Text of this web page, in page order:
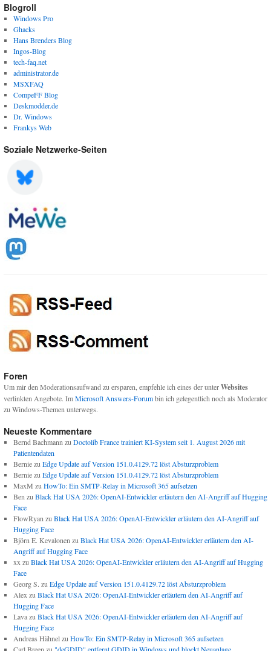
Blogroll
Windows Pro
Ghacks
Hans Brenders Blog
Ingos-Blog
tech-faq.net
administrator.de
MSXFAQ
CompeFF Blog
Deskmodder.de
Dr. Windows
Frankys Web
Soziale Netzwerke-Seiten
Foren
Um mir den Moderationsaufwand zu ersparen, empfehle ich eines der unterWebsites
verlinkten Angebote. ImMicrosoft Answers-Forumbin ich gelegentlich noch als Moderator
zu Windows-Themen unterwegs.
Neueste Kommentare
Bernd Bachmann zu Doctolib France trainiert KI-System seit 1. August 2026 mit
Patientendaten
Berniezu Edge Update auf Version 151.0.4129.72 löst Absturzproblem
Berniezu Edge Update auf Version 151.0.4129.72 löst Absturzproblem
MaxM zu HowTo: Ein SMTP-Relay in Microsoft 365 aufsetzen
Ben zu Black Hat USA 2026: OpenAI-Entwickler erläutern den AI-Angriff auf Hugging
Face
FlowRyan zu Black Hat USA 2026: OpenAI-Entwickler erläutern den AI-Angriff auf
Hugging Face
Björn E. Kevalonen zu Black Hat USA 2026: OpenAI-Entwickler erläutern den AI-
Angriff auf Hugging Face
xx zu Black Hat USA 2026: OpenAI-Entwickler erläutern den AI-Angriff auf Hugging
Face
Georg S. zu Edge Update auf Version 151.0.4129.72 löst Absturzproblem
Alex zu Black Hat USA 2026: OpenAI-Entwickler erläutern den AI-Angriff auf
Hugging Face
Lavazu Black Hat USA 2026: OpenAI-Entwickler erläutern den AI-Angriff auf
Hugging Face
Andreas Hähnelzu HowTo: Ein SMTP-Relay in Microsoft 365 aufsetzen